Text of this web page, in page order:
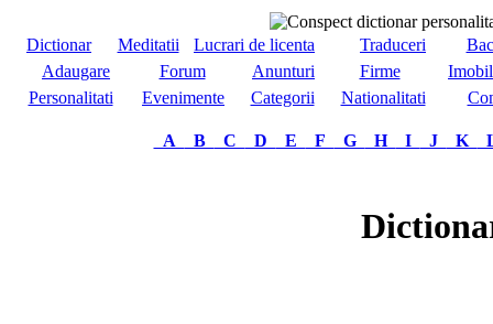
Dictionar Meditatii Lucrari de licenta Traduceri
Adaugare
Forum Anunturi Firme
Personalitati
Evenimente Categorii Nationalitati
A B C D E F G H I J K